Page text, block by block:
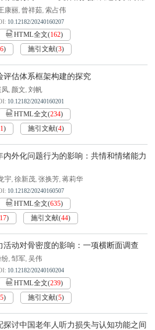
康丽, 曾祥茹, 索占伟
10.12182/20240160207
HTML全文(162)
) 施引文献(3)
评估体系框架构建的探究
凤, 颜文, 刘帆
10.12182/20240160201
HTML全文(234)
) 施引文献(4)
内外化问题行为的影响：共情和情绪能力
宇, 徐新茂, 张换芳, 蒋莉华
10.12182/20240160507
HTML全文(635)
) 施引文献(44)
活动对骨密度的影响：一项横断面调查
纷, 邹军, 吴伟
10.12182/20240160204
HTML全文(239)
) 施引文献(5)
探讨中国老年人听力损失与认知功能之间